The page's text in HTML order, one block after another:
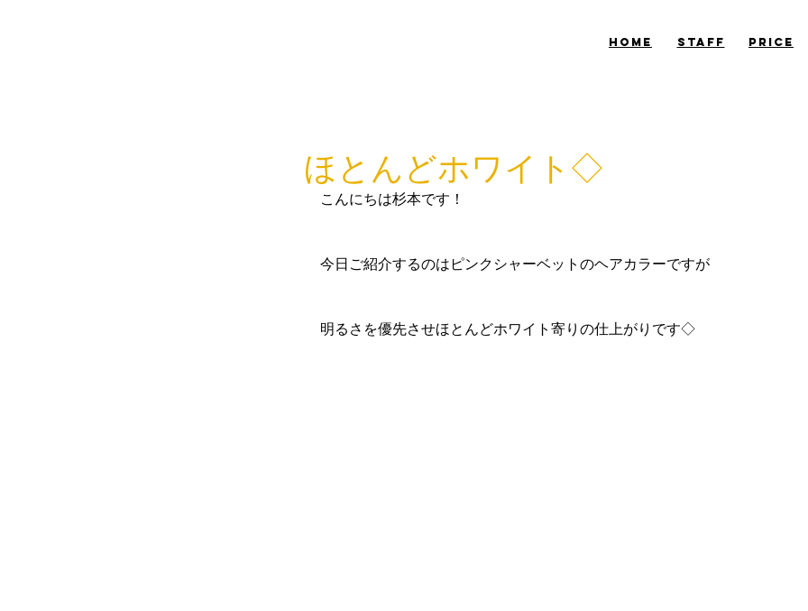
​HOME ​STAFF ​PRICE
ほとんどホワイト◇
こんにちは杉本です！
今日ご紹介するのはピンクシャーベットのヘアカラーですが
明るさを優先させほとんどホワイト寄りの仕上がりです◇